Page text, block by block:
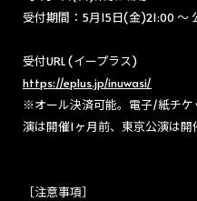
受付期間： 5月15日(金)21:00 〜
受付URL (イープラス)
https://eplus.jp/inuwasi/
※オール決済可能。電子/紙チケ
演は開催1ヶ月前、東京公演は開
［注意事項］